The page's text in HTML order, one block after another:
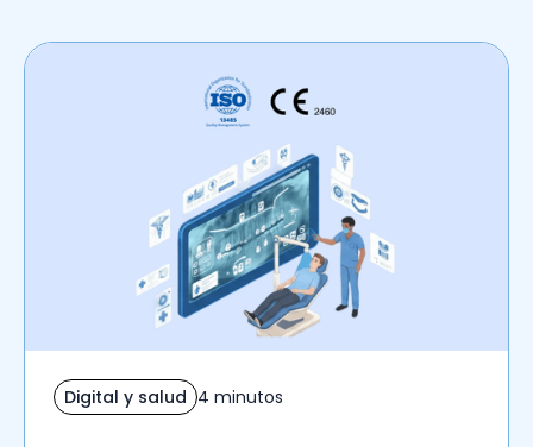
Digital y salud 4 minutos